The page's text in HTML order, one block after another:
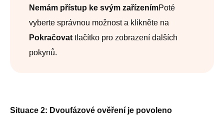
Nemám přístup ke svým zařízenímPoté
vyberte správnou možnost a klikněte na
Pokračovat tlačítko pro zobrazení dalších
pokynů.
Situace 2: Dvoufázové ověření je povoleno